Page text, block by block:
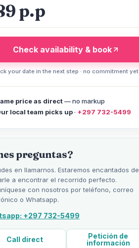
p.p
Check availability & book
your date in the next step · no commitment yet
price as direct— no markup
local team picks up· +297 732-5499
preguntas?
en llamarnos. Estaremos encantados de
a encontrar el recorrido perfecto.
con nosotros por teléfono, correo
o Whatsapp.
+297 732-5499
Call direct
Petición de
información